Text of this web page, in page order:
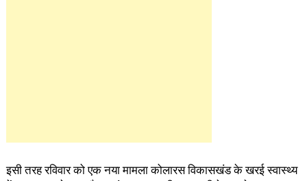
इसी तरह रविवार को एक नया मामला कोलारस विकासखंड के खरई स्वास्थ्य